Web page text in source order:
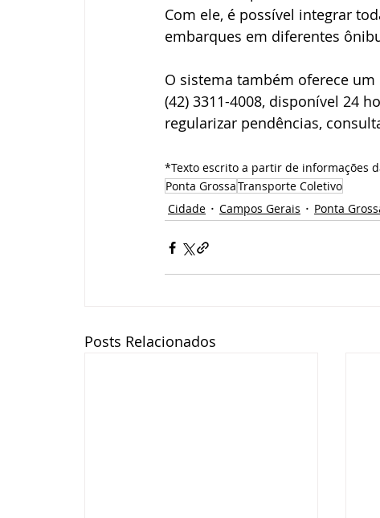
Com ele, é possível integrar
embarques em diferentes
O sistema também oferece
(42) 3311-4008, disponível 24
regularizar pendências,
*Texto escrito a partir de informações
Ponta GrossaTransporte Coletivo
Cidade
Campos Gerais Ponta
Posts Relacionados